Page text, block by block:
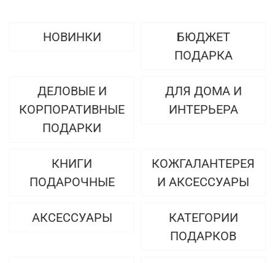
НОВИНКИ
БЮДЖЕТ
ПОДАРКА
ДЕЛОВЫЕ И
КОРПОРАТИВНЫЕ
ПОДАРКИ
ДЛЯ ДОМА И
ИНТЕРЬЕРА
КНИГИ
ПОДАРОЧНЫЕ
КОЖГАЛАНТЕРЕЯ
И АКСЕССУАРЫ
АКСЕССУАРЫ
КАТЕГОРИИ
ПОДАРКОВ